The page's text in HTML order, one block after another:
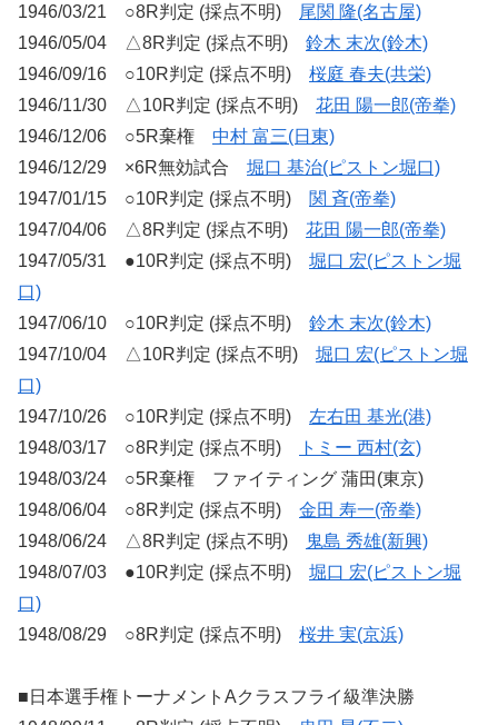
1946/03/21 ○8R判定 (採点不明)
尾関 隆(名古屋)
1946/05/04 △8R判定 (採点不明) 鈴木 末次(鈴木)
1946/09/16 ○10R判定 (採点不明) 桜庭 春夫(共栄)
1946/11/30 △10R判定 (採点不明) 花田 陽一郎(帝拳)
1946/12/06 ○5R棄権 中村 富三(日東)
1946/12/29 ×6R無効試合 堀口 基治(ピストン堀口)
1947/01/15 ○10R判定 (採点不明) 関 斉(帝拳)
1947/04/06 △8R判定 (採点不明) 花田 陽一郎(帝拳)
1947/05/31 ●10R判定 (採点不明) 堀口 宏(ピストン堀
口)
1947/06/10 ○10R判定 (採点不明) 鈴木 末次(鈴木)
1947/10/04 △10R判定 (採点不明) 堀口 宏(ピストン堀
口)
1947/10/26 ○10R判定 (採点不明) 左右田 基光(港)
1948/03/17 ○8R判定 (採点不明)
トミー 西村(玄)
1948/03/24 ○5R棄権 ファイティング 蒲田(東京)
1948/06/04 ○8R判定 (採点不明) 金田 寿一(帝拳)
1948/06/24 △8R判定 (採点不明)
鬼島 秀雄(新興)
1948/07/03 ●10R判定 (採点不明) 堀口 宏(ピストン堀
口)
1948/08/29 ○8R判定 (採点不明) 桜井 実(京浜)
■日本選手権トーナメントAクラスフライ級準決勝